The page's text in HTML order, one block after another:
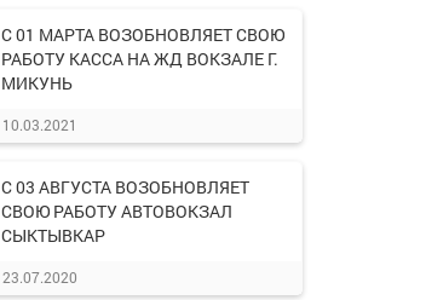
С 01 МАРТА ВОЗОБНОВЛЯЕТ СВОЮ
РАБОТУ КАССА НА ЖД ВОКЗАЛЕ Г.
МИКУНЬ
10.03.2021
С 03 АВГУСТА ВОЗОБНОВЛЯЕТ
СВОЮ РАБОТУ АВТОВОКЗАЛ
СЫКТЫВКАР
23.07.2020